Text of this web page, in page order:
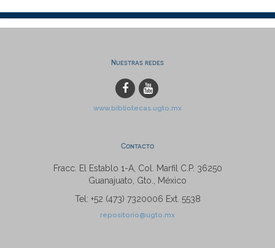
Nuestras redes
www.bibliotecas.ugto.mx
Contacto
Fracc. El Establo 1-A, Col. Marfil C.P. 36250
Guanajuato, Gto., México
Tel: +52 (473) 7320006 Ext. 5538
repositorio@ugto.mx